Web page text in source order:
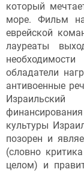
который
море. Фильм
еврейской
лауреаты
обладатели
антивоенные
культуры
позорен и
(словно
целом) и